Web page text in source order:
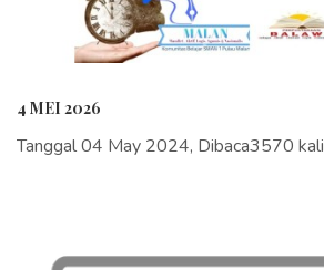
4 MEI 2026
Tanggal 04 May 2024, Dibaca3570 kali